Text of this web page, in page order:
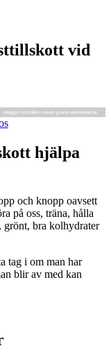
vid
hjälpa
och knopp oavsett
på oss, träna, hålla
grönt, bra kolhydrater
tag i om man har
blir av med kan